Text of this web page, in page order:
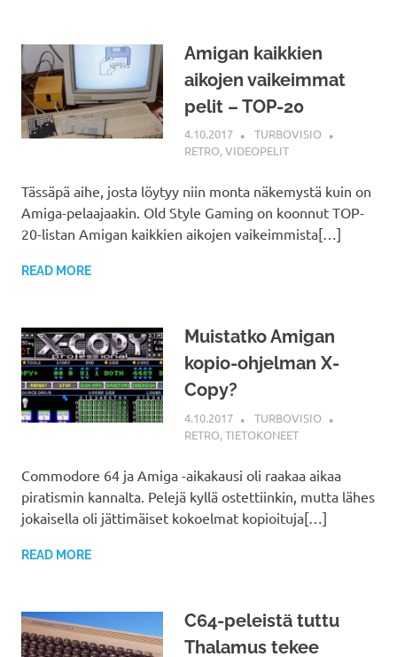
Amigan kaikkien
aikojen vaikeimmat
pelit – TOP-20
4.10.2017
TURBOVISIO
RETRO,VIDEOPELIT
Tässäpä aihe, josta löytyy niin monta näkemystä kuin on
Amiga-pelaajaakin. Old Style Gaming on koonnut TOP-
20-listan Amigan kaikkien aikojen vaikeimmista[…]
READ MORE
Muistatko Amigan
kopio-ohjelman X-
Copy?
4.10.2017
TURBOVISIO
RETRO,TIETOKONEET
Commodore 64 ja Amiga -aikakausi oli raakaa aikaa
piratismin kannalta. Pelejä kyllä ostettiinkin, mutta lähes
jokaisella oli jättimäiset kokoelmat kopioituja[…]
READ MORE
C64-peleistä tuttu
Thalamus tekee